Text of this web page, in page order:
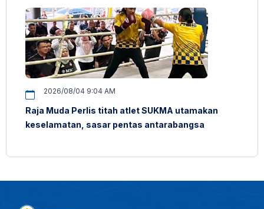
2026/08/04 9:04 AM
Raja Muda Perlis titah atlet SUKMA utamakan
keselamatan, sasar pentas antarabangsa